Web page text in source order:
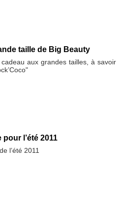
taille de Big Beauty
aux grandes tailles, à savoir
l’été 2011
l’été 2011